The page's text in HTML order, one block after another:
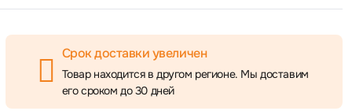
Срок доставки увеличен
Товар находится в другом регионе. Мы доставим
его сроком до 30 дней